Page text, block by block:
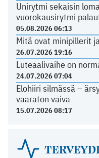
Unirytmi sekaisin
vuorokausirytmi
05.08.2026 06:13
Mitä ovat minipillerit
26.07.2026 19:16
Luteaalivaihe on
24.07.2026 07:04
Elohiiri silmässä –
vaaraton vaiva
15.07.2026 08:17